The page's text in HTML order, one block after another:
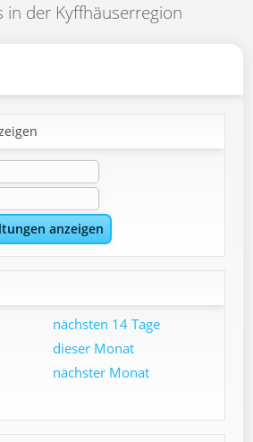
in der Kyffhäuserregion
nächsten 14 Tage
dieser Monat
nächster Monat